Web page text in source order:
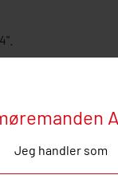
Jeg handler som